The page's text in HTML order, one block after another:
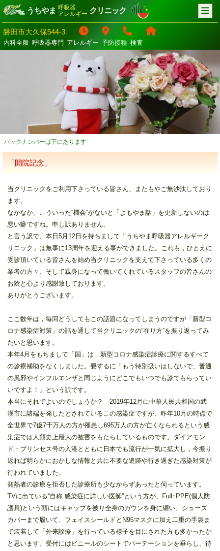
うちやま 呼吸器
アレルギー クリニック
磐田市大久保544-3
内科全般 呼吸器専門 アレルギー 予防接種 検査
バックナンバーは下にあります
「開院記念」
当クリニックをご利用下さっている皆さん、またもやご無沙汰しており
ます。
なかなか、こういった“機会”がないと「よもやま話」を更新しないのは
悪い癖ですね。申し訳ありません。
と言う訳で、本日5月12日を持ちまして「うちやま呼吸器アレルギーク
リニック」は無事に13周年を迎える事ができました。これも，ひとえに
受診頂いている皆さんを始め当クリニックを支えて下さっている多くの
業者の方々、そして親身になって働いてくれているスタッフの皆さんの
お陰と心より感謝致しております。
ありがとうございます。
ここ数年は，毎回どうしてもこの話題になってしまうのですが「新型コ
ロナ感染症対策」の話を通して当クリニックの“在り方”を振り返ってみ
たいと思います。
本年4月をもちまして「国」は，新型コロナ感染症診療に関するすべて
の診療補助をなくしました。要するに「もう特別扱いはしないで、普通
の風邪やインフルエンザと同じようにどこでもいつでも診てもらってい
いですよ！」という訳です。
本当にそれでよいのでしょうか？ 2019年12月に中華人民共和国の武
漢市に諸端を発したとされているこの感染症ですが、昨年10月の時点で
全世界で7億7千万人の方が罹患し695万人の方が亡くなられるという感
染症では人類史上最大の被害をもたらしているものです。ダイアモン
ド・プリンセス号の入港とともに日本でも流行が一気に拡大し，今振り
返れば明らかにおかしな情報と共に不要な追跡や行き過ぎた感染対策が
行われていました。
発熱者の診療を拒否した診療所も少なからずあったと伺っています。
TVに出ている“自称 感染症に詳しい医師”という方が、Full･PPE(個人防
護具)という頭にはキャップを被り全身のガウンを身に纏い、シューズ
カバーまで履いて、フェイスシールドとN95マスクに加え二重の手袋ま
で装着して「外来診療」を行っている様子を目にされた方も多かったか
と思います。受付にはビニールのシートでパーテーションを垂らし、待